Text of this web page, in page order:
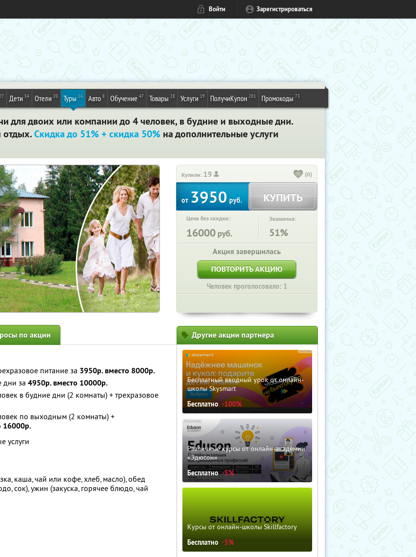
Войти Зарегистрироваться
Дети 54 Отели 20 Туры 16 Авто 8 Обучение 47 Товары 28 Услуги 19 ПолучиКупон 201 Промокоды 73
для двоих или компании до 4 человек, в будние и выходные дни.
отдых.Скидка до 51% + скидка 50% на дополнительные услуги
Купили: 19 (0)
от 3950 руб. КУПИТЬ
Цена без скидки:
16000 руб.
Экономия:
51%
Акция завершилась
ПОВТОРИТЬ АКЦИЮ
Человек проголосовало: 1
по акции
питание за 3950р. вместо 8000р.
дни за 4950р. вместо 10000р.
в будние дни (2 комнаты) + трехразовое
по выходным (2 комнаты) +
16000р.
услуги
каша, чай или кофе, хлеб, масло), обед
сок), ужин (закуска, горячее блюдо, чай
Другие акции партнера
Бесплатный вводный урок от онлайн-
школы Skysmart
Бесплатно -100%
Различные курсы от онлайн-академии
«Эдюсон»
Бесплатно -5%
Курсы от онлайн-школы Skillfactory
Бесплатно -5%